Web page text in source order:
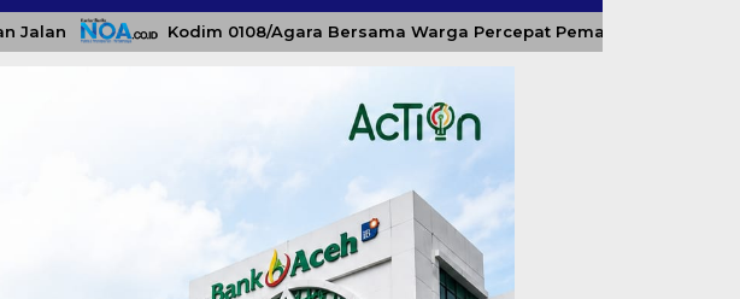
Kodim 0108/Agara Bersama Warga Percepat Pemasangan Tiang Pylon